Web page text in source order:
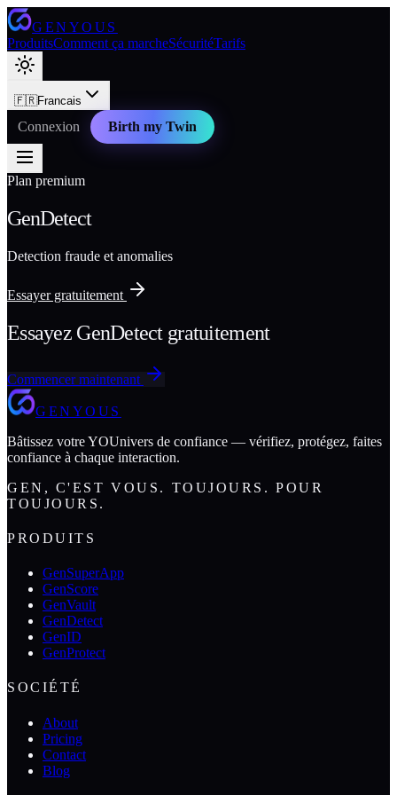
GENYOUS
ProduitsComment ça marcheSécuritéTarifs
🇫🇷Francais
Connexion Birth my Twin
Plan premium
GenDetect
Detection fraude et anomalies
Essayer gratuitement
Essayez GenDetect gratuitement
Commencer maintenant
GENYOUS
Bâtissez votre YOUnivers de confiance — vérifiez, protégez, faites
confiance à chaque interaction.
GEN, C'EST VOUS. TOUJOURS. POUR
TOUJOURS.
PRODUITS
GenSuperApp
GenScore
GenVault
GenDetect
GenID
GenProtect
SOCIÉTÉ
About
Pricing
Contact
Blog